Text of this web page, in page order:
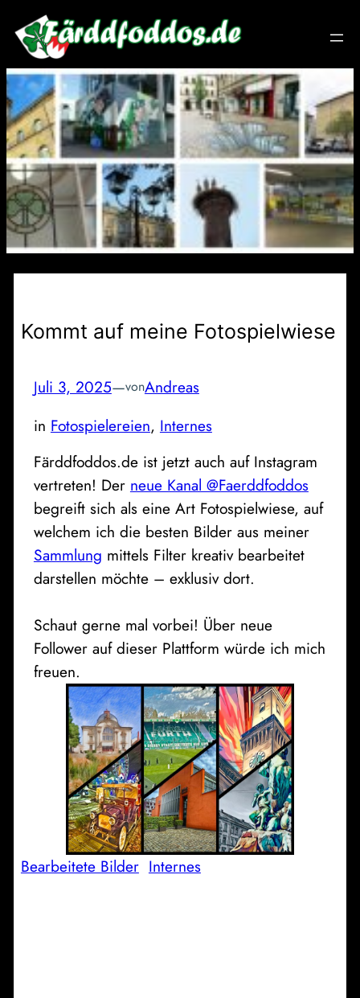
Zum
Inhalt
springen
Kommt auf meine Fotospielwiese
Juli 3, 2025—vonAndreas
in Fotospielereien, Internes
Färddfoddos.de ist jetzt auch auf Instagram
vertreten! Der neue Kanal @Faerddfoddos
begreift sich als eine Art Fotospielwiese, auf
welchem ich die besten Bilder aus meiner
Sammlung mittels Filter kreativ bearbeitet
darstellen möchte – exklusiv dort.
Schaut gerne mal vorbei! Über neue
Follower auf dieser Plattform würde ich mich
freuen.
Bearbeitete Bilder Internes